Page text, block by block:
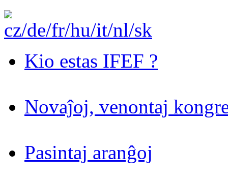
Kio estas IFEF ?
Novaĵoj, venontaj
Pasintaj aranĝoj